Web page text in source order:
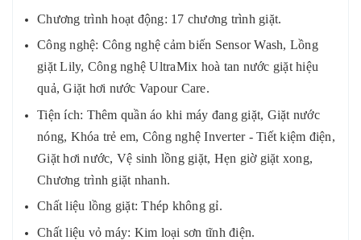
Chương trình hoạt động: 17 chương trình giặt.
Công nghệ: Công nghệ cảm biến Sensor Wash, Lồng
giặt Lily, Công nghệ UltraMix hoà tan nước giặt hiệu
quả, Giặt hơi nước Vapour Care.
Tiện ích: Thêm quần áo khi máy đang giặt, Giặt nước
nóng, Khóa trẻ em, Công nghệ Inverter - Tiết kiệm điện,
Giặt hơi nước, Vệ sinh lồng giặt, Hẹn giờ giặt xong,
Chương trình giặt nhanh.
Chất liệu lồng giặt: Thép không gỉ.
Chất liệu vỏ máy: Kim loại sơn tĩnh điện.